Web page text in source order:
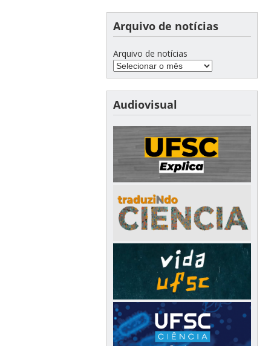
Arquivo de notícias
Arquivo de notícias
Audiovisual